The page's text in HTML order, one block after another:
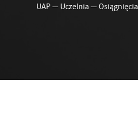
UAP— Uczelnia —Osiągnięcia